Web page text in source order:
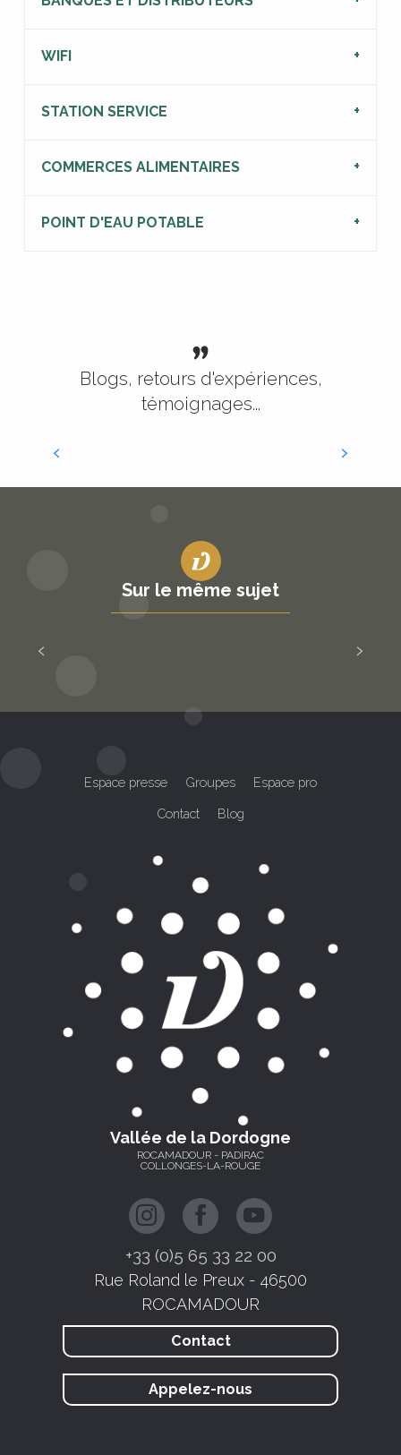
WIFI
STATION SERVICE
COMMERCES ALIMENTAIRES
POINT D'EAU POTABLE
Blogs, retours d'expériences,
témoignages...
La Marinière en voyage
Sur le même sujet
Les Plus Beaux Villages de France de la
Vallée de la Dordogne
Espace presse Groupes Espace pro
Contact Blog
Vallée de la Dordogne
ROCAMADOUR - PADIRAC
COLLONGES-LA-ROUGE
+33 (0)5 65 33 22 00
Rue Roland le Preux - 46500
ROCAMADOUR
Contact
Appelez-nous